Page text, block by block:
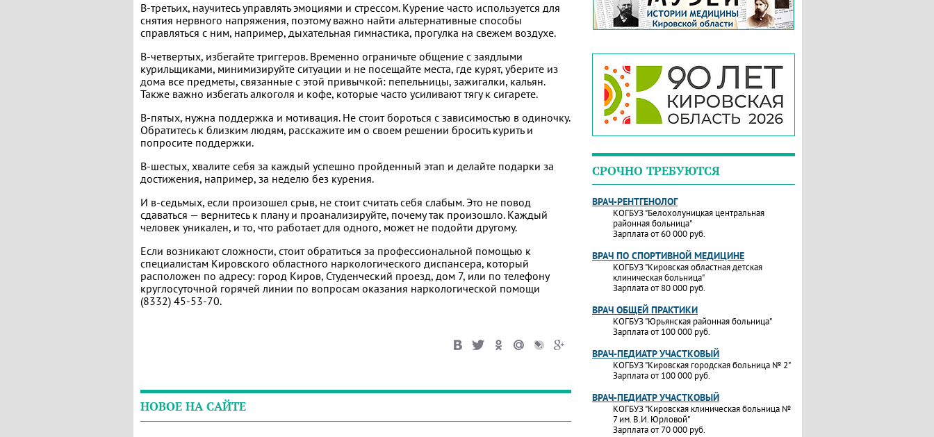
В-третьих, научитесь управлять эмоциями и стрессом. Курение часто используется для
снятия нервного напряжения, поэтому важно найти альтернативные способы
справляться с ним, например, дыхательная гимнастика, прогулка на свежем воздухе.
В-четвертых, избегайте триггеров. Временно ограничьте общение с заядлыми
курильщиками, минимизируйте ситуации и не посещайте места, где курят, уберите из
дома все предметы, связанные с этой привычкой: пепельницы, зажигалки, кальян.
Также важно избегать алкоголя и кофе, которые часто усиливают тягу к сигарете.
В-пятых, нужна поддержка и мотивация. Не стоит бороться с зависимостью в одиночку.
Обратитесь к близким людям, расскажите им о своем решении бросить курить и
попросите поддержки.
В-шестых, хвалите себя за каждый успешно пройденный этап и делайте подарки за
достижения, например, за неделю без курения.
И в-седьмых, если произошел срыв, не стоит считать себя слабым. Это не повод
сдаваться — вернитесь к плану и проанализируйте, почему так произошло. Каждый
человек уникален, и то, что работает для одного, может не подойти другому.
Если возникают сложности, стоит обратиться за профессиональной помощью к
специалистам Кировского областного наркологического диспансера, который
расположен по адресу: город Киров, Студенческий проезд, дом 7, или по телефону
круглосуточной горячей линии по вопросам оказания наркологической помощи
(8332) 45-53-70.
НОВОЕ НА САЙТЕ
СРОЧНО ТРЕБУЮТСЯ
ВРАЧ-РЕНТГЕНОЛОГ
КОГБУЗ "Белохолуницкая центральная
районная больница"
Зарплата от 60 000 руб.
ВРАЧ ПО СПОРТИВНОЙ МЕДИЦИНЕ
КОГБУЗ "Кировская областная детская
клиническая больница"
Зарплата от 80 000 руб.
ВРАЧ ОБЩЕЙ ПРАКТИКИ
КОГБУЗ "Юрьянская районная больница"
Зарплата от 100 000 руб.
ВРАЧ-ПЕДИАТР УЧАСТКОВЫЙ
КОГБУЗ "Кировская городская больница № 2"
Зарплата от 100 000 руб.
ВРАЧ-ПЕДИАТР УЧАСТКОВЫЙ
КОГБУЗ "Кировская клиническая больница №
7 им. В.И. Юрловой"
Зарплата от 70 000 руб.